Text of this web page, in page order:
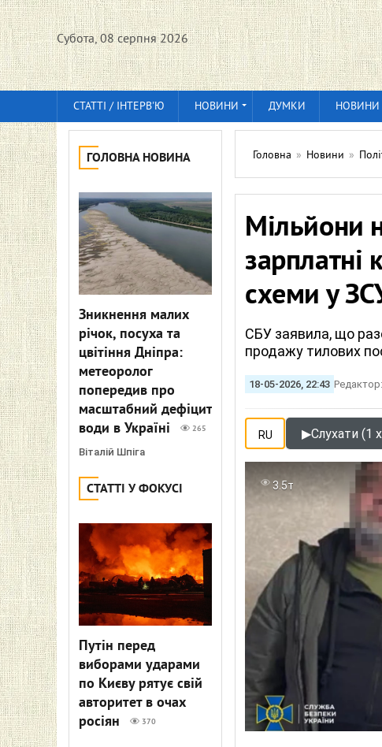
Субота, 08 серпня 2026
СТАТТІ / ІНТЕРВ'Ю НОВИНИ ДУМКИ НОВИНИ
ГОЛОВНА НОВИНА
Зникнення малих
річок, посуха та
цвітіння Дніпра:
метеоролог
попередив про
масштабний дефіцит
води в Україні
265
Віталій Шпіга
СТАТТІ У ФОКУСІ
Путін перед
виборами ударами
по Києву рятує свій
авторитет в очах
росіян
370
Головна » Новини »
Мільйони
зарплатні
схеми у
СБУ заявила, що
продажу тилових
18-05-2026, 22:43 Редактор:
RU ▶Слухати (1
3.5т